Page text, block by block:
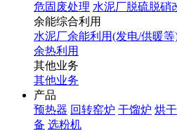
危固废处理 水泥厂脱硫脱硝
余能综合利用
水泥厂余能利用(发电/供暖等
余热利用
其他业务
其他业务
产品
预热器 回转窑炉 干馏炉 烘
备 选粉机